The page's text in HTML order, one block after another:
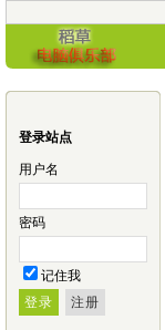
登录站点
用户名
密码
记住我